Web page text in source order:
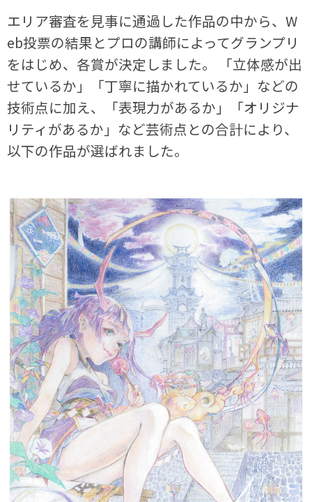
エリア審査を見事に通過した作品の中から、W
eb投票の結果とプロの講師によってグランプリ
をはじめ、各賞が決定しました。 「立体感が出
せているか」「丁寧に描かれているか」などの
技術点に加え、「表現力があるか」「オリジナ
リティがあるか」など芸術点との合計により、
以下の作品が選ばれました。